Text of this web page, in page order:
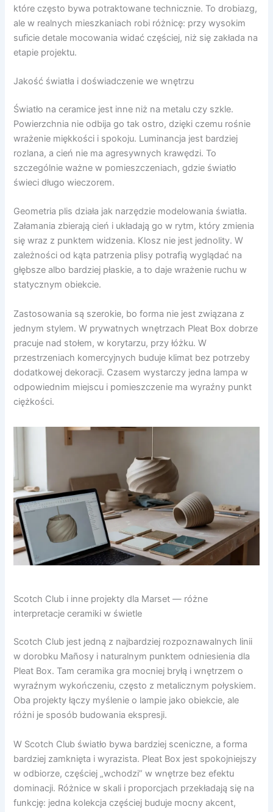
które często bywa potraktowane technicznie. To drobiazg,
ale w realnych mieszkaniach robi różnicę: przy wysokim
suficie detale mocowania widać częściej, niż się zakłada na
etapie projektu.
Jakość światła i doświadczenie we wnętrzu
Światło na ceramice jest inne niż na metalu czy szkle.
Powierzchnia nie odbija go tak ostro, dzięki czemu rośnie
wrażenie miękkości i spokoju. Luminancja jest bardziej
rozlana, a cień nie ma agresywnych krawędzi. To
szczególnie ważne w pomieszczeniach, gdzie światło
świeci długo wieczorem.
Geometria plis działa jak narzędzie modelowania światła.
Załamania zbierają cień i układają go w rytm, który zmienia
się wraz z punktem widzenia. Klosz nie jest jednolity. W
zależności od kąta patrzenia plisy potrafią wyglądać na
głębsze albo bardziej płaskie, a to daje wrażenie ruchu w
statycznym obiekcie.
Zastosowania są szerokie, bo forma nie jest związana z
jednym stylem. W prywatnych wnętrzach Pleat Box dobrze
pracuje nad stołem, w korytarzu, przy łóżku. W
przestrzeniach komercyjnych buduje klimat bez potrzeby
dodatkowej dekoracji. Czasem wystarczy jedna lampa w
odpowiednim miejscu i pomieszczenie ma wyraźny punkt
ciężkości.
Scotch Club i inne projekty dla Marset — różne
interpretacje ceramiki w świetle
Scotch Club jest jedną z najbardziej rozpoznawalnych linii
w dorobku Mañosy i naturalnym punktem odniesienia dla
Pleat Box. Tam ceramika gra mocniej bryłą i wnętrzem o
wyraźnym wykończeniu, często z metalicznym połyskiem.
Oba projekty łączy myślenie o lampie jako obiekcie, ale
różni je sposób budowania ekspresji.
W Scotch Club światło bywa bardziej sceniczne, a forma
bardziej zamknięta i wyrazista. Pleat Box jest spokojniejszy
w odbiorze, częściej „wchodzi” w wnętrze bez efektu
dominacji. Różnice w skali i proporcjach przekładają się na
funkcję: jedna kolekcja częściej buduje mocny akcent,